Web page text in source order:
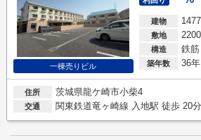
一棟売りビル
建物
敷地
構造 鉄筋
築年数 36年
住所 茨城県龍ケ崎市小柴4
交通 関東鉄道竜ヶ崎線 入地駅 徒歩 20分